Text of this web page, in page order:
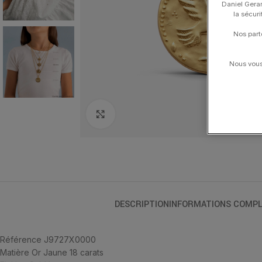
DESCRIPTIONINFORMATIONS
Référence J9727X0000
Matière Or Jaune 18 carats
Daniel
la
Nos
Nous